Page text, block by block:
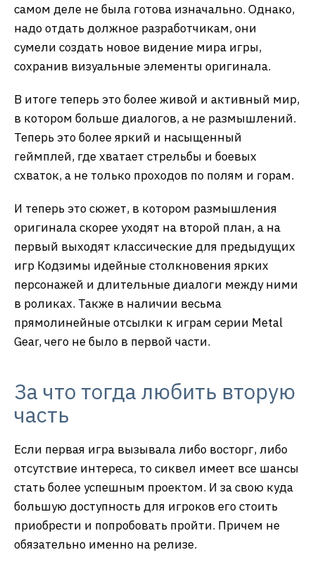
самом деле не была готова изначально. Однако,
надо отдать должное разработчикам, они
сумели создать новое видение мира игры,
сохранив визуальные элементы оригинала.
В итоге теперь это более живой и активный мир,
в котором больше диалогов, а не размышлений.
Теперь это более яркий и насыщенный
геймплей, где хватает стрельбы и боевых
схваток, а не только проходов по полям и горам.
И теперь это сюжет, в котором размышления
оригинала скорее уходят на второй план, а на
первый выходят классические для предыдущих
игр Кодзимы идейные столкновения ярких
персонажей и длительные диалоги между ними
в роликах. Также в наличии весьма
прямолинейные отсылки к играм серии Metal
Gear, чего не было в первой части.
За что тогда любить вторую
часть
Если первая игра вызывала либо восторг, либо
отсутствие интереса, то сиквел имеет все шансы
стать более успешным проектом. И за свою куда
большую доступность для игроков его стоить
приобрести и попробовать пройти. Причем не
обязательно именно на релизе.